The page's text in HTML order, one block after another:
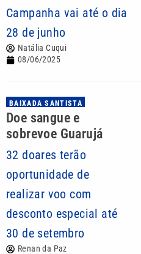
Campanha vai até o dia
28 de junho
Natália Cuqui
08/06/2025
BAIXADA SANTISTA
Doe sangue e
sobrevoe Guarujá
32 doares terão
oportunidade de
realizar voo com
desconto especial até
30 de setembro
Renan da Paz